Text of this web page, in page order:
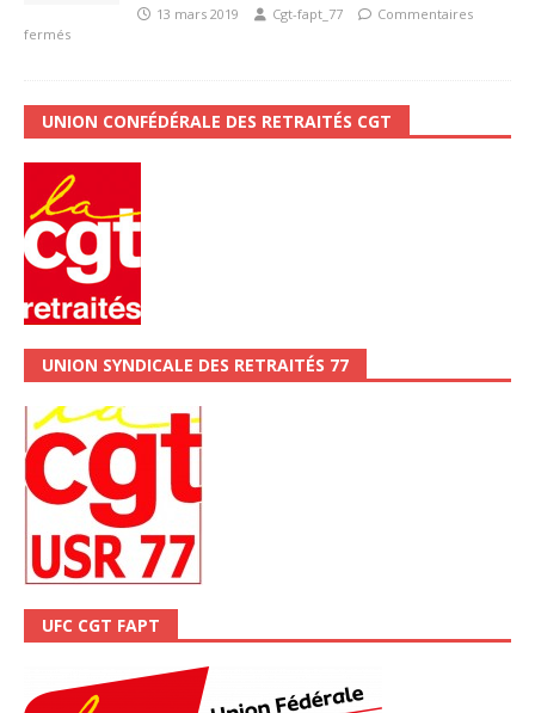
13 mars 2019 Cgt-fapt_77
Commentaires
fermés
UNION CONFÉDÉRALE DES RETRAITÉS CGT
UNION SYNDICALE DES RETRAITÉS 77
UFC CGT FAPT